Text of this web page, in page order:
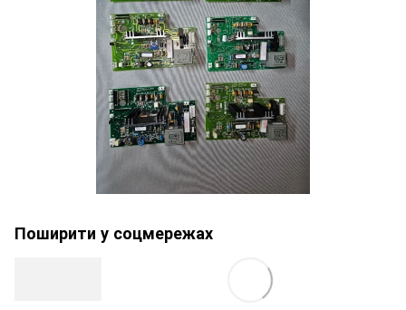
Поширити у соцмережах